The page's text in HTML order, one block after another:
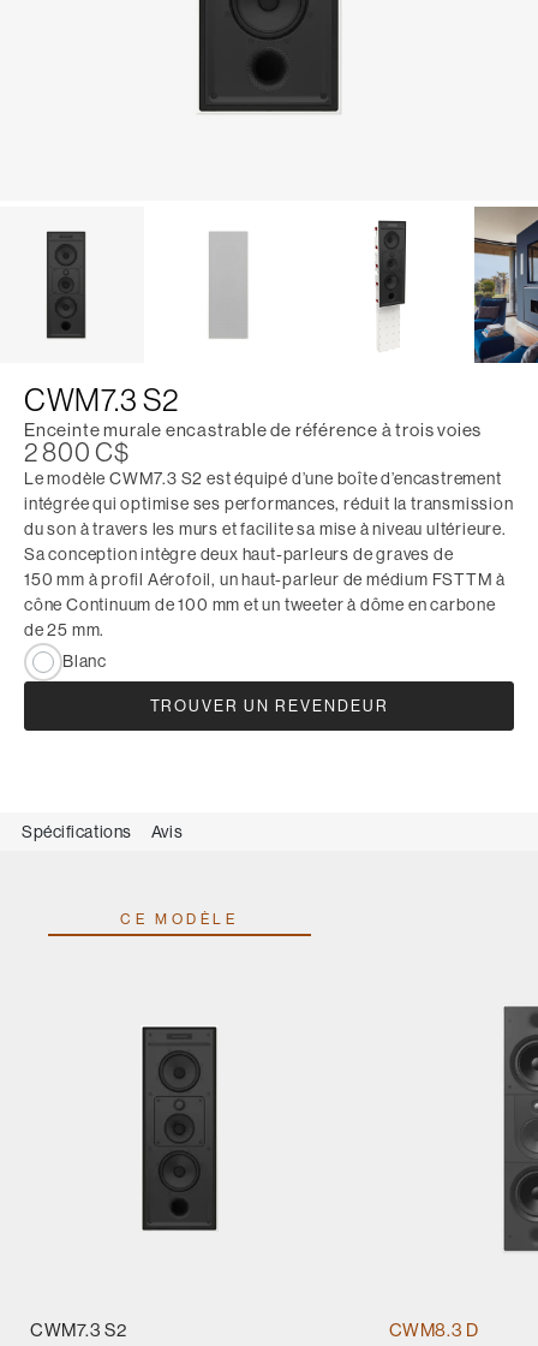
CWM7.3 S2
Enceinte murale encastrable de référence à trois voies
2 800 C$
Le modèle CWM7.3 S2 est équipé d’une boîte d’encastrement
intégrée qui optimise ses performances, réduit la transmission
du son à travers les murs et facilite sa mise à niveau ultérieure.
Sa conception intègre deux haut-parleurs de graves de
150 mm à profil Aérofoil, un haut-parleur de médium FSTTM à
cône Continuum de 100 mm et un tweeter à dôme en carbone
de 25 mm.
Blanc
TROUVER UN REVENDEUR
Spécifications Avis
CE MODÈLE
CWM7.3 S2 CWM8.3 D